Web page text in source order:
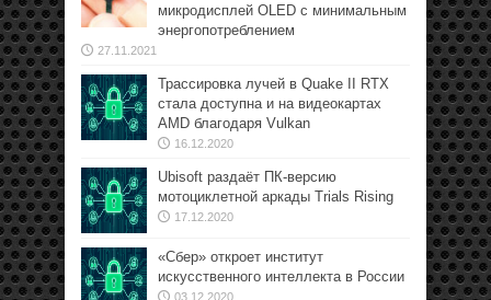
микродисплей OLED с минимальным
энергопотреблением
27.11.2021
Трассировка лучей в Quake II RTX
стала доступна и на видеокартах
AMD благодаря Vulkan
16.12.2020
Ubisoft раздаёт ПК-версию
мотоциклетной аркады Trials Rising
17.12.2020
«Сбер» откроет институт
искусственного интеллекта в России
03.12.2020